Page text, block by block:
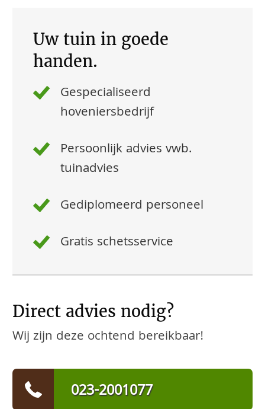
Uw tuin in goede
handen.
Gespecialiseerd
hoveniersbedrijf
Persoonlijk advies vwb.
tuinadvies
Gediplomeerd personeel
Gratis schetsservice
Direct advies nodig?
Wij zijn deze ochtend bereikbaar!
023-2001077